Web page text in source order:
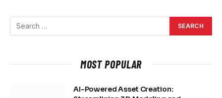
MOST POPULAR
AI-Powered Asset Creation: